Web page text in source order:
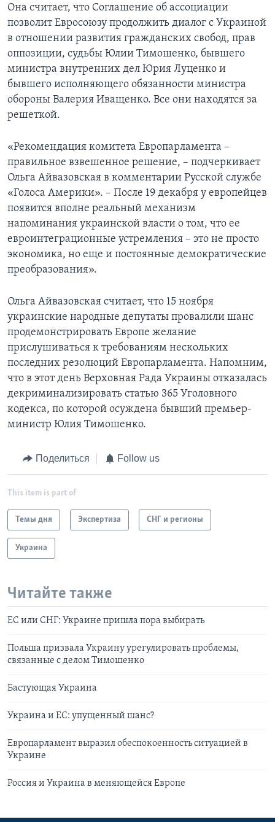
Она считает, что Соглашение об ассоциации
позволит Евросоюзу продолжить диалог с Украиной
в отношении развития гражданских свобод, прав
оппозиции, судьбы Юлии Тимошенко, бывшего
министра внутренних дел Юрия Луценко и
бывшего исполняющего обязанности министра
обороны Валерия Иващенко. Все они находятся за
решеткой.
«Рекомендация комитета Европарламента –
правильное взвешенное решение, – подчеркивает
Ольга Айвазовская в комментарии Русской службе
«Голоса Америки». – После 19 декабря у европейцев
появится вполне реальный механизм
напоминания украинской власти о том, что ее
евроинтеграционные устремления – это не просто
экономика, но еще и постоянные демократические
преобразования».
Ольга Айвазовская считает, что 15 ноября
украинские народные депутаты провалили шанс
продемонстрировать Европе желание
прислушиваться к требованиям нескольких
последних резолюций Европарламента. Напомним,
что в этот день Верховная Рада Украины отказалась
декриминализировать статью 365 Уголовного
кодекса, по которой осуждена бывший премьер-
министр Юлия Тимошенко.
Поделиться Follow us
This item is part of
Темы дня Экспертиза СНГ и регионы
Украина
Читайте также
ЕС или СНГ: Украине пришла пора выбирать
Польша призвала Украину урегулировать проблемы,
связанные с делом Тимошенко
Бастующая Украина
Украина и ЕС: упущенный шанс?
Европарламент выразил обеспокоенность ситуацией в
Украине
Россия и Украина в меняющейся Европе